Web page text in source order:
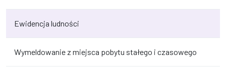
Ewidencja ludności
Wymeldowanie z miejsca pobytu stałego i czasowego